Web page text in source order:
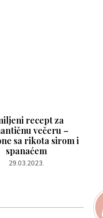
recept za
večeru –
sa rikota sirom i
spanaćem
29.03.2023.